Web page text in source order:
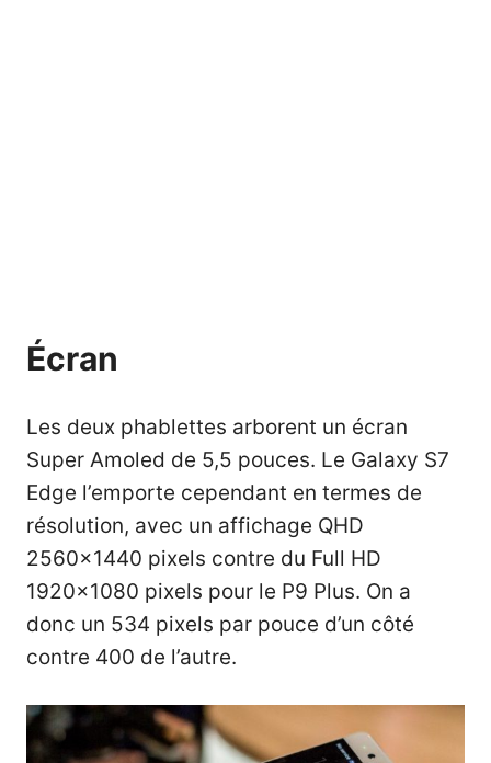
Écran
Les deux phablettes arborent un écran
Super Amoled de 5,5 pouces. Le Galaxy S7
Edge l’emporte cependant en termes de
résolution, avec un affichage QHD
2560×1440 pixels contre du Full HD
1920×1080 pixels pour le P9 Plus. On a
donc un 534 pixels par pouce d’un côté
contre 400 de l’autre.